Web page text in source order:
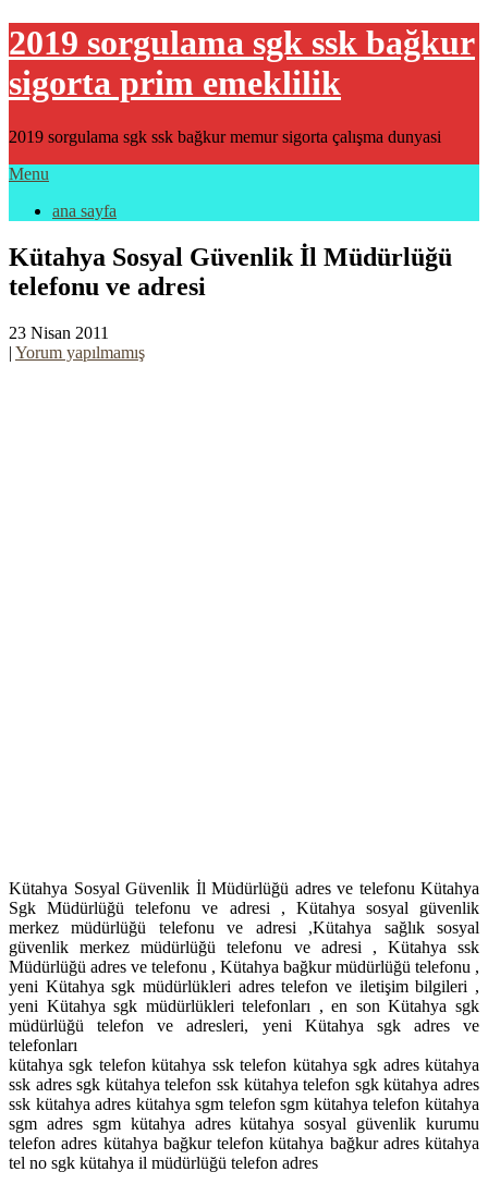
2019 sorgulama sgk ssk bağkur
sigorta prim emeklilik
2019 sorgulama sgk ssk bağkur memur sigorta çalışma dunyasi
Menu
ana sayfa
Kütahya Sosyal Güvenlik İl Müdürlüğü
telefonu ve adresi
23 Nisan 2011
| Yorum yapılmamış
Kütahya Sosyal Güvenlik İl Müdürlüğü adres ve telefonu Kütahya
Sgk Müdürlüğü telefonu ve adresi , Kütahya sosyal güvenlik
merkez müdürlüğü telefonu ve adresi ,Kütahya sağlık sosyal
güvenlik merkez müdürlüğü telefonu ve adresi , Kütahya ssk
Müdürlüğü adres ve telefonu , Kütahya bağkur müdürlüğü telefonu ,
yeni Kütahya sgk müdürlükleri adres telefon ve iletişim bilgileri ,
yeni Kütahya sgk müdürlükleri telefonları , en son Kütahya sgk
müdürlüğü telefon ve adresleri, yeni Kütahya sgk adres ve
telefonları
kütahya sgk telefon kütahya ssk telefon kütahya sgk adres kütahya
ssk adres sgk kütahya telefon ssk kütahya telefon sgk kütahya adres
ssk kütahya adres kütahya sgm telefon sgm kütahya telefon kütahya
sgm adres sgm kütahya adres kütahya sosyal güvenlik kurumu
telefon adres kütahya bağkur telefon kütahya bağkur adres kütahya
tel no sgk kütahya il müdürlüğü telefon adres